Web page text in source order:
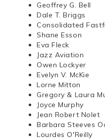
Geoffrey G. Bell
Dale T. Briggs
Consolidated
Shane Esson
Eva Fleck
Jazz Aviation
Owen Lockyer
Evelyn V. McKie
Lorne Mitton
Gregory & Laura
Joyce Murphy
Jean Robert Nolet
Barbara Steeves
Lourdes O'Reilly